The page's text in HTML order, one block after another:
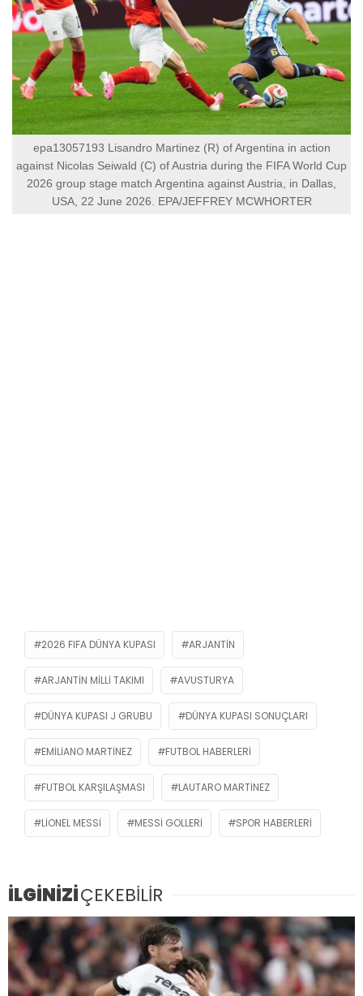
epa13057193 Lisandro Martinez (R) of Argentina in action
against Nicolas Seiwald (C) of Austria during the FIFA World Cup
2026 group stage match Argentina against Austria, in Dallas,
USA, 22 June 2026. EPA/JEFFREY MCWHORTER
2026 FIFA DÜNYA KUPASI ARJANTIN
ARJANTIN MILLI TAKIMI AVUSTURYA
DÜNYA KUPASI J GRUBU DÜNYA KUPASI SONUÇLARI
EMILIANO MARTINEZ FUTBOL HABERLERI
FUTBOL KARŞILAŞMASI LAUTARO MARTINEZ
LIONEL MESSI MESSI GOLLERI SPOR HABERLERI
İLGİNİZİÇEKEBİLİR